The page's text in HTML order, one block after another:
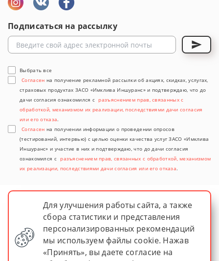
Подписаться на рассылку
Выбрать все
Согласен на получение рекламной рассылки об акциях, скидках, услугах,
страховых продуктах ЗАСО «Имклива Иншуранс» и подтверждаю, что до
дачи согласия ознакомился с разъяснением прав, связанных с
обработкой, механизмом их реализации, последствиями дачи согласия
или его отказа.
Согласен на получении информации о проведении опросов
(тестирований, интервью) с целью оценки качества услуг ЗАСО «Имклива
Иншуранс» и участие в них и подтверждаю, что до дачи согласия
ознакомился с разъяснением прав, связанных с обработкой, механизмом
их реализации, последствиями дачи согласия или его отказа.
Для улучшения работы сайта, а также
сбора статистики и представления
персонализированных рекомендаций
мы используем файлы cookie. Нажав
«Принять», вы даете согласие на